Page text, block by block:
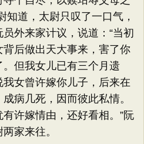
知道，太尉只叹了一口气，
外来家计议，说道：“当初
后做出天大事来，害了你
但我女儿已有三个月遗
女曾许嫁你儿子，后来在
病几死，因而彼此私情。
许嫁情由，还好看相。”阮
家来往。